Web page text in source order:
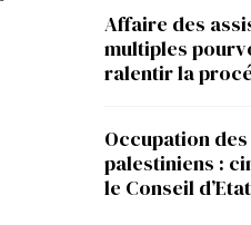
Affaire des
multiples
ralentir la
Occupation
palestiniens :
le Conseil d’Etat